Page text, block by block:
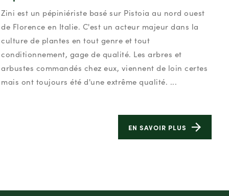
Zini est un pépiniériste basé sur Pistoia au nord ouest
de Florence en Italie. C'est un acteur majeur dans la
culture de plantes en tout genre et tout
conditionnement, gage de qualité. Les arbres et
arbustes commandés chez eux, viennent de loin certes
mais ont toujours été d'une extrême qualité. ...
EN SAVOIR PLUS